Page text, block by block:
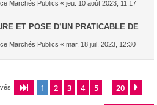
Marchés Publics « jeu. 10 août 2023, 11:17
ET POSE D’UN PRATICABLE DE
Marchés Publics « mar. 18 juil. 2023, 12:30
Page 1sur20
1 2 3 4 5 20